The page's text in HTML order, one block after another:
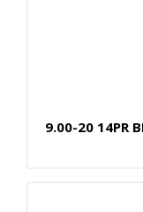
9.00-20 14PR